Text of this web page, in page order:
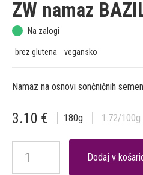
ZW namaz
Na zalogi
brez glutena vegansko
Namaz na osnovi sončničnih
3.10 € 180g 1.72/100g